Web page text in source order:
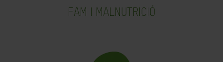
FAM I MALNUTRICIÓ